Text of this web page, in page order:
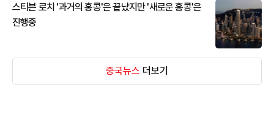
스티븐 로치 '과거의 홍콩'은 끝났지만 '새로운 홍콩'은
진행중
중국뉴스 더보기